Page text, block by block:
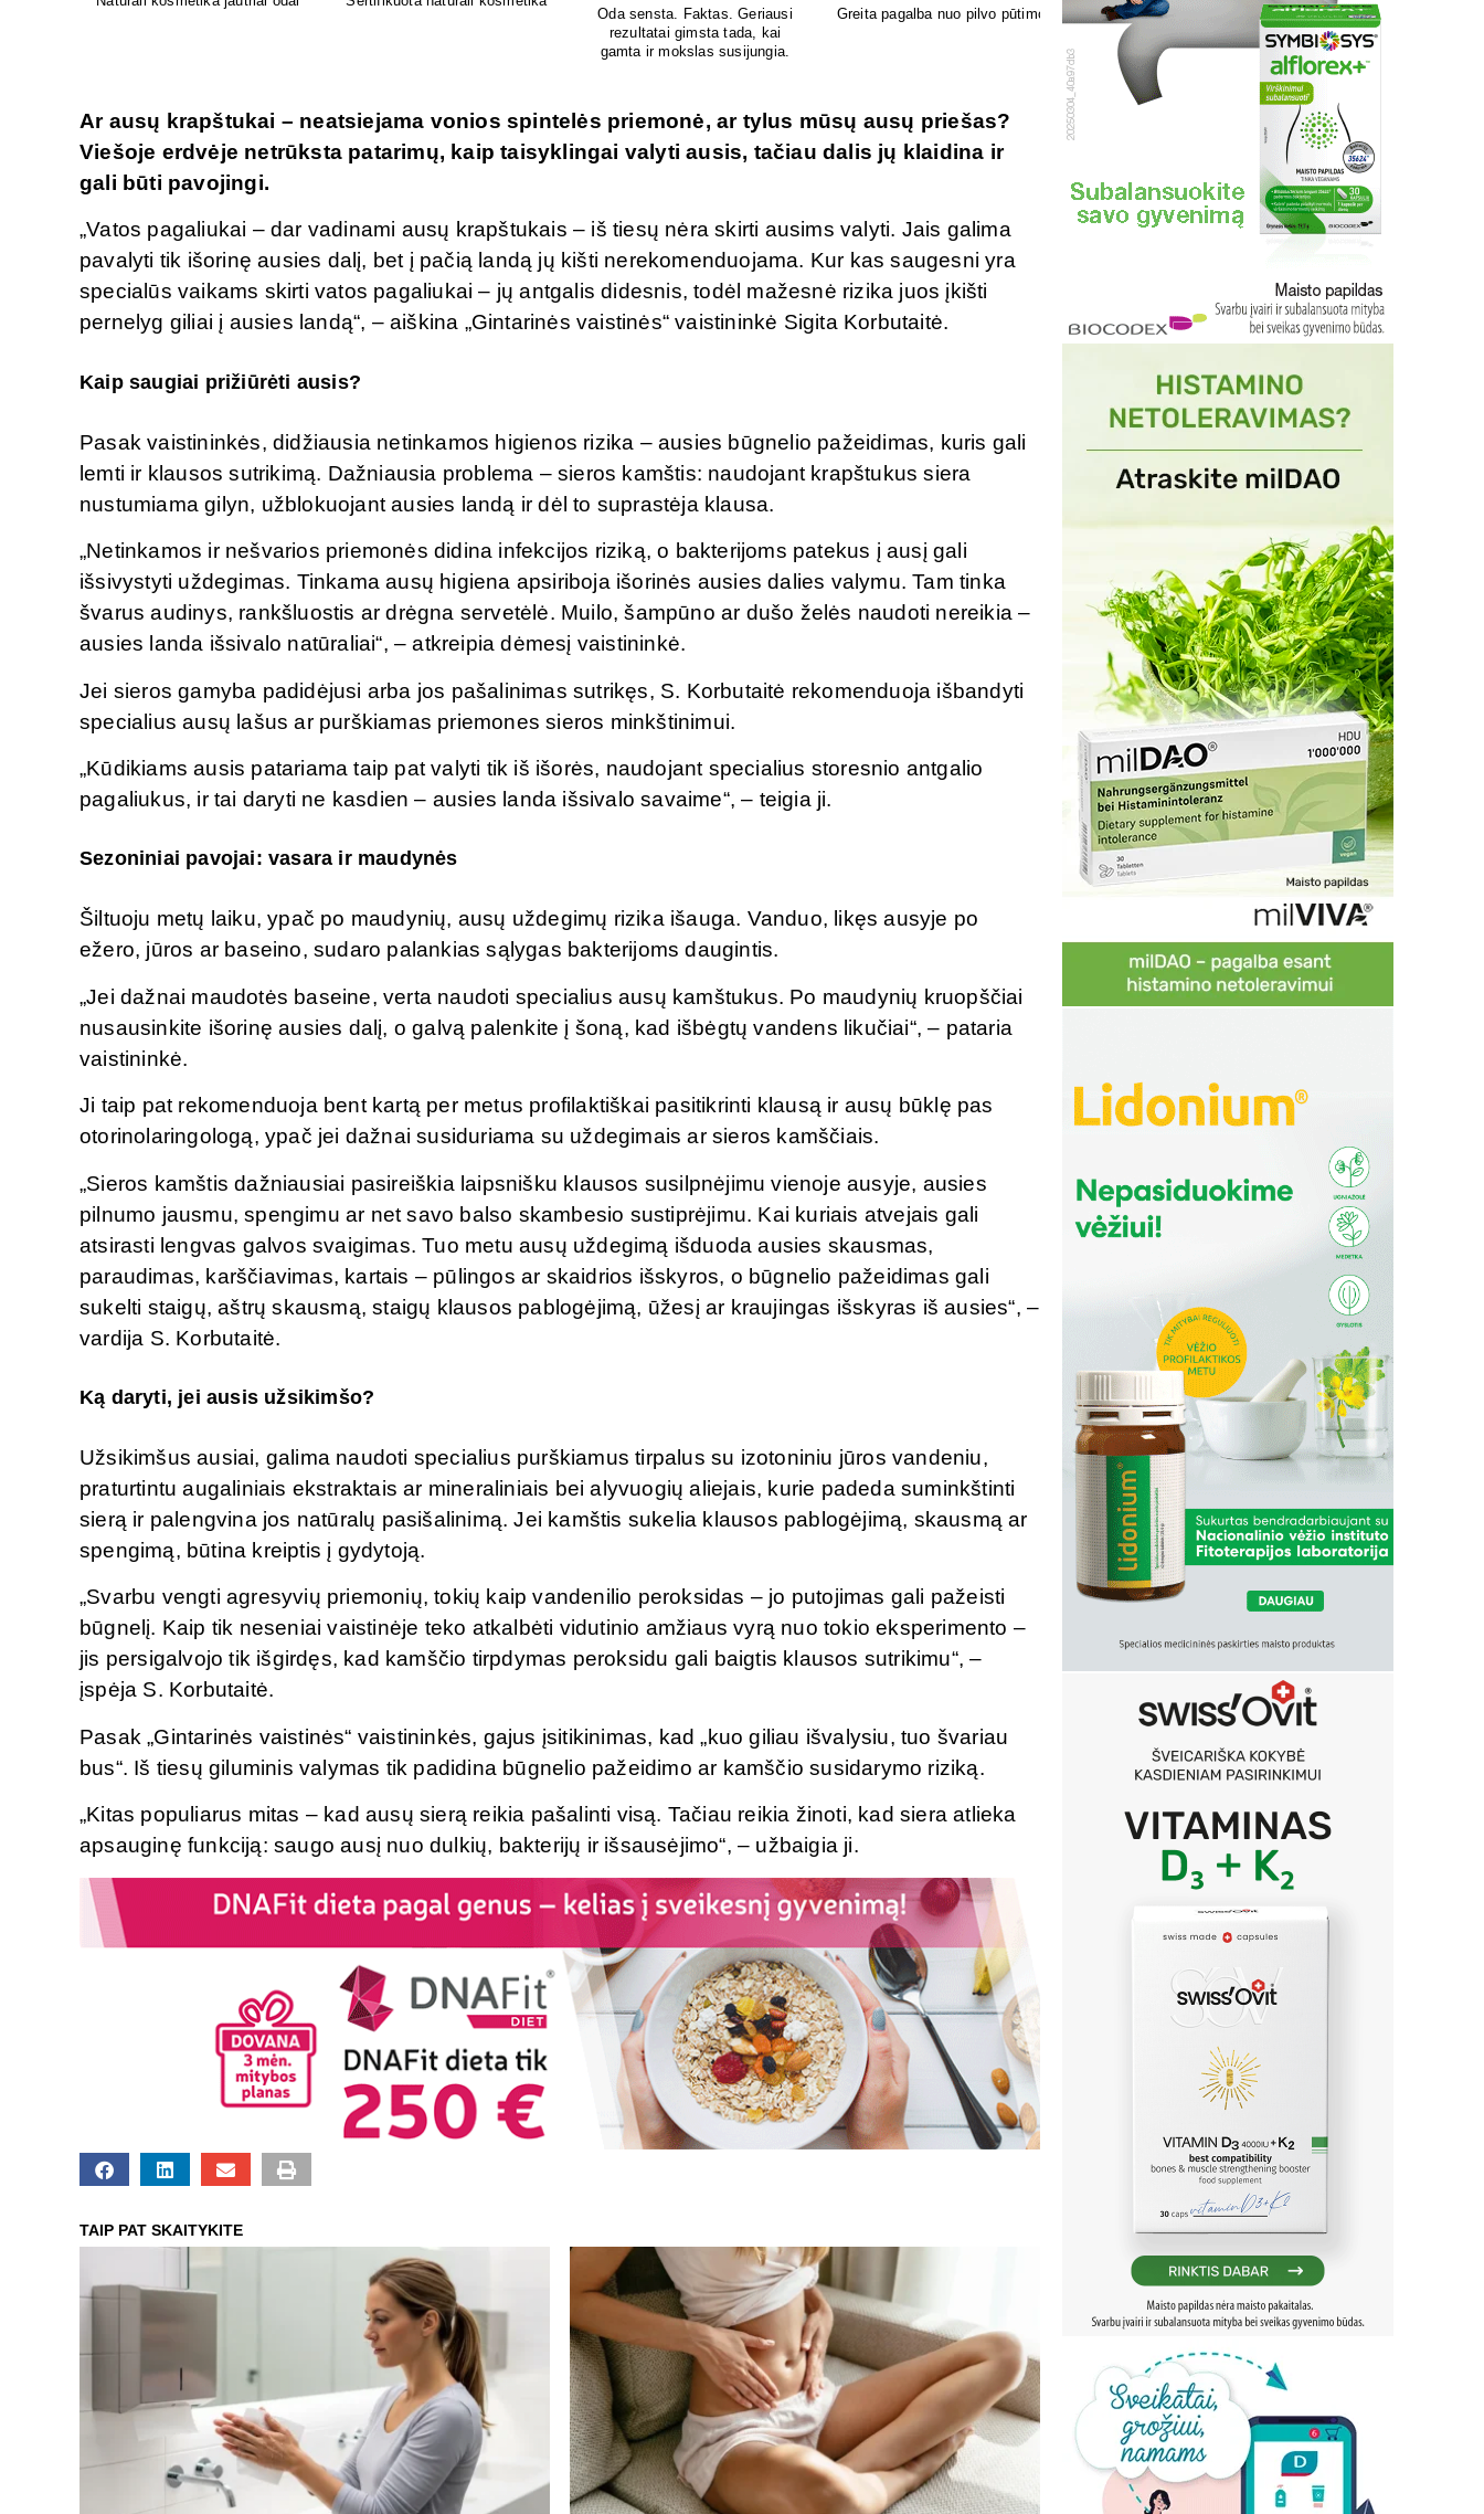
Oda sensta. Faktas. Geriausi
Ar ausų krapštukai – neatsiejama vonios spintelės priemonė, ar tylus mūsų ausų priešas?
Viešoje erdvėje netrūksta patarimų, kaip taisyklingai valyti ausis, tačiau dalis jų klaidina ir
gali būti pavojingi.
„Vatos pagaliukai – dar vadinami ausų krapštukais – iš tiesų nėra skirti ausims valyti. Jais galima
pavalyti tik išorinę ausies dalį, bet į pačią landą jų kišti nerekomenduojama. Kur kas saugesni yra
specialūs vaikams skirti vatos pagaliukai – jų antgalis didesnis, todėl mažesnė rizika juos įkišti
pernelyg giliai į ausies landą“, – aiškina „Gintarinės vaistinės“ vaistininkė Sigita Korbutaitė.
Kaip saugiai prižiūrėti ausis?
Pasak vaistininkės, didžiausia netinkamos higienos rizika – ausies būgnelio pažeidimas, kuris gali
lemti ir klausos sutrikimą. Dažniausia problema – sieros kamštis: naudojant krapštukus siera
nustumiama gilyn, užblokuojant ausies landą ir dėl to suprastėja klausa.
„Netinkamos ir nešvarios priemonės didina infekcijos riziką, o bakterijoms patekus į ausį gali
išsivystyti uždegimas. Tinkama ausų higiena apsiriboja išorinės ausies dalies valymu. Tam tinka
švarus audinys, rankšluostis ar drėgna servetėlė. Muilo, šampūno ar dušo želės naudoti nereikia –
ausies landa išsivalo natūraliai“, – atkreipia dėmesį vaistininkė.
Jei sieros gamyba padidėjusi arba jos pašalinimas sutrikęs, S. Korbutaitė rekomenduoja išbandyti
specialius ausų lašus ar purškiamas priemones sieros minkštinimui.
„Kūdikiams ausis patariama taip pat valyti tik iš išorės, naudojant specialius storesnio antgalio
pagaliukus, ir tai daryti ne kasdien – ausies landa išsivalo savaime“, – teigia ji.
Sezoniniai pavojai: vasara ir maudynės
Šiltuoju metų laiku, ypač po maudynių, ausų uždegimų rizika išauga. Vanduo, likęs ausyje po
ežero, jūros ar baseino, sudaro palankias sąlygas bakterijoms daugintis.
„Jei dažnai maudotės baseine, verta naudoti specialius ausų kamštukus. Po maudynių kruopščiai
nusausinkite išorinę ausies dalį, o galvą palenkite į šoną, kad išbėgtų vandens likučiai“, – pataria
vaistininkė.
Ji taip pat rekomenduoja bent kartą per metus profilaktiškai pasitikrinti klausą ir ausų būklę pas
otorinolaringologą, ypač jei dažnai susiduriama su uždegimais ar sieros kamščiais.
„Sieros kamštis dažniausiai pasireiškia laipsnišku klausos susilpnėjimu vienoje ausyje, ausies
pilnumo jausmu, spengimu ar net savo balso skambesio sustiprėjimu. Kai kuriais atvejais gali
atsirasti lengvas galvos svaigimas. Tuo metu ausų uždegimą išduoda ausies skausmas,
paraudimas, karščiavimas, kartais – pūlingos ar skaidrios išskyros, o būgnelio pažeidimas gali
sukelti staigų, aštrų skausmą, staigų klausos pablogėjimą, ūžesį ar kraujingas išskyras iš ausies“, –
vardija S. Korbutaitė.
Ką daryti, jei ausis užsikimšo?
Užsikimšus ausiai, galima naudoti specialius purškiamus tirpalus su izotoniniu jūros vandeniu,
praturtintu augaliniais ekstraktais ar mineraliniais bei alyvuogių aliejais, kurie padeda suminkštinti
sierą ir palengvina jos natūralų pasišalinimą. Jei kamštis sukelia klausos pablogėjimą, skausmą ar
spengimą, būtina kreiptis į gydytoją.
„Svarbu vengti agresyvių priemonių, tokių kaip vandenilio peroksidas – jo putojimas gali pažeisti
būgnelį. Kaip tik neseniai vaistinėje teko atkalbėti vidutinio amžiaus vyrą nuo tokio eksperimento –
jis persigalvojo tik išgirdęs, kad kamščio tirpdymas peroksidu gali baigtis klausos sutrikimu“, –
įspėja S. Korbutaitė.
Pasak „Gintarinės vaistinės“ vaistininkės, gajus įsitikinimas, kad „kuo giliau išvalysiu, tuo švariau
bus“. Iš tiesų giluminis valymas tik padidina būgnelio pažeidimo ar kamščio susidarymo riziką.
„Kitas populiarus mitas – kad ausų sierą reikia pašalinti visą. Tačiau reikia žinoti, kad siera atlieka
apsauginę funkciją: saugo ausį nuo dulkių, bakterijų ir išsausėjimo“, – užbaigia ji.
TAIP PAT SKAITYKITE